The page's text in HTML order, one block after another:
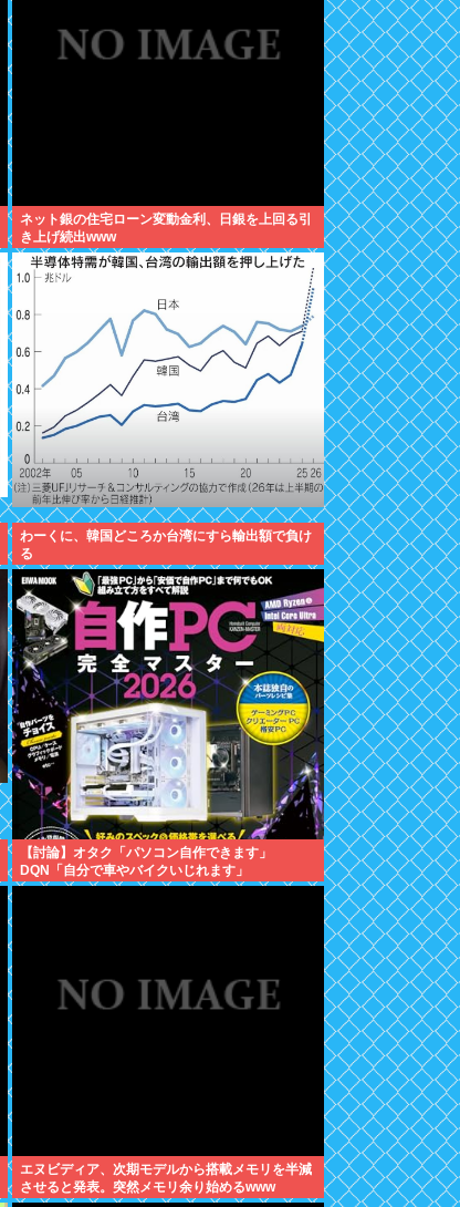
ネット銀の住宅ローン変動金利、日銀を上回る引
き上げ続出www
わーくに、韓国どころか台湾にすら輸出額で負け
る
【討論】オタク「パソコン自作できます」
DQN「自分で車やバイクいじれます」
エヌビディア、次期モデルから搭載メモリを半減
させると発表。突然メモリ余り始めるwww